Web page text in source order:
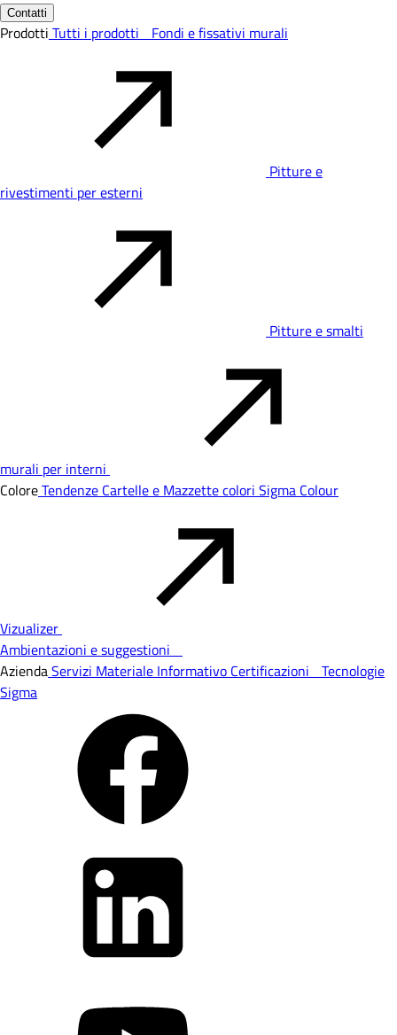
Contatti
Prodotti Tutti i prodotti Fondi e fissativi murali
Pitture e
rivestimenti per esterni
Pitture e smalti
murali per interni
ColoreTendenze Cartelle e Mazzette colori Sigma Colour
Vizualizer
Ambientazioni e suggestioni
AziendaServizi Materiale Informativo Certificazioni Tecnologie
Sigma